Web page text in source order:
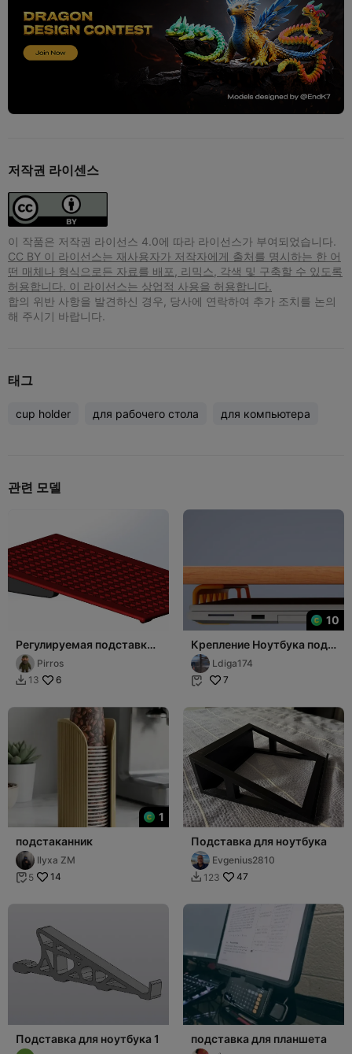
저작권 라이센스
이 작품은 저작권 라이선스 4.0에 따라 라이선스가 부여되었습니다.
CC BY 이 라이선스는 재사용자가 저작자에게 출처를 명시하는 한 어
떤 매체나 형식으로든 자료를 배포, 리믹스, 각색 및 구축할 수 있도록
허용합니다. 이 라이선스는 상업적 사용을 허용합니다.
합의 위반 사항을 발견하신 경우, 당사에 연락하여 추가 조치를 논의
해 주시기 바랍니다.
태그
cup holder для рабочего стола для компьютера
관련 모델
Регулируемая подставка
под ноутбук (эконом)
Pirros
 13 6
10
Крепление Ноутбука под
столомLdiga174
 7
1
подстаканник
Ilyxa ZM
 5 14
Подставка для ноутбука
Evgenius2810
 123 47
Подставка для ноутбука 1 подставка для планшета